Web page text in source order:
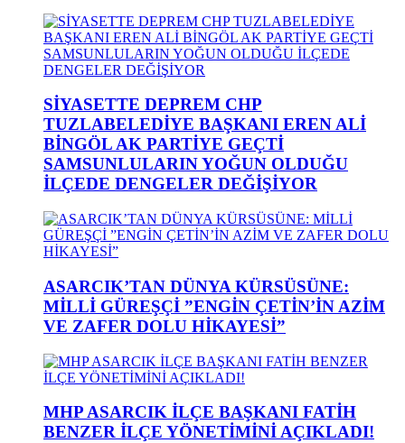
SİYASETTE DEPREM CHP
TUZLABELEDİYE BAŞKANI EREN ALİ
BİNGÖL AK PARTİYE GEÇTİ
SAMSUNLULARIN YOĞUN OLDUĞU
İLÇEDE DENGELER DEĞİŞİYOR
ASARCIK’TAN DÜNYA KÜRSÜSÜNE:
MİLLİ GÜREŞÇİ ”ENGİN ÇETİN’İN AZİM
VE ZAFER DOLU HİKAYESİ”
MHP ASARCIK İLÇE BAŞKANI FATİH
BENZER İLÇE YÖNETİMİNİ AÇIKLADI!